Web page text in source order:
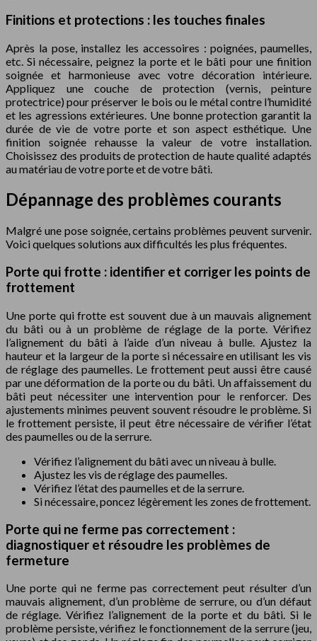
Finitions et protections : les touches finales
Après la pose, installez les accessoires : poignées, paumelles,
etc. Si nécessaire, peignez la porte et le bâti pour une finition
soignée et harmonieuse avec votre décoration intérieure.
Appliquez une couche de protection (vernis, peinture
protectrice) pour préserver le bois ou le métal contre l’humidité
et les agressions extérieures. Une bonne protection garantit la
durée de vie de votre porte et son aspect esthétique. Une
finition soignée rehausse la valeur de votre installation.
Choisissez des produits de protection de haute qualité adaptés
au matériau de votre porte et de votre bâti.
Dépannage des problèmes courants
Malgré une pose soignée, certains problèmes peuvent survenir.
Voici quelques solutions aux difficultés les plus fréquentes.
Porte qui frotte : identifier et corriger les points de
frottement
Une porte qui frotte est souvent due à un mauvais alignement
du bâti ou à un problème de réglage de la porte. Vérifiez
l’alignement du bâti à l’aide d’un niveau à bulle. Ajustez la
hauteur et la largeur de la porte si nécessaire en utilisant les vis
de réglage des paumelles. Le frottement peut aussi être causé
par une déformation de la porte ou du bâti. Un affaissement du
bâti peut nécessiter une intervention pour le renforcer. Des
ajustements minimes peuvent souvent résoudre le problème. Si
le frottement persiste, il peut être nécessaire de vérifier l’état
des paumelles ou de la serrure.
Vérifiez l’alignement du bâti avec un niveau à bulle.
Ajustez les vis de réglage des paumelles.
Vérifiez l’état des paumelles et de la serrure.
Si nécessaire, poncez légèrement les zones de frottement.
Porte qui ne ferme pas correctement :
diagnostiquer et résoudre les problèmes de
fermeture
Une porte qui ne ferme pas correctement peut résulter d’un
mauvais alignement, d’un problème de serrure, ou d’un défaut
de réglage. Vérifiez l’alignement de la porte et du bâti. Si le
problème persiste, vérifiez le fonctionnement de la serrure (jeu,